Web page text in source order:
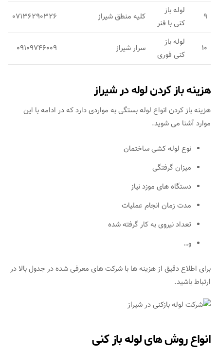
9
لوله باز
کنی با فنر
کلیه منطق شیراز 07136290326
10
لوله باز
کنی فوری
سرار شیراز 09109746009
هزینه باز کردن لوله در شیراز
هزینه باز کردن انواع لوله بستگی به مواردی دارد که در ادامه با این
موارد آشنا می شوید.
نوع لوله کشی ساختمان
میزان گرفتگی
دستگاه های موزد نیاز
مدت زمان انجام عملیات
تعداد نیروی به کار گرفته شده
و…
برای اطلاع دقیق از هزینه ها با شرکت های معرفی شده در جدول بالا در
ارتباط باشید.
انواع روش های لوله باز کنی